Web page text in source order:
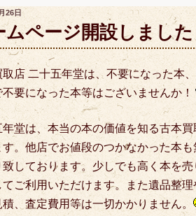
26日
ムページ開設しまし
取店 二十五年堂は、不要になった本
不要になった本等はございませんか！
年堂は、本当の本の価値を知る古本
す。他店でお値段のつかなかった本も
致しております。少しでも高く本を
てご利用いただけます。また遺品整
、査定費用等は一切かかりません。